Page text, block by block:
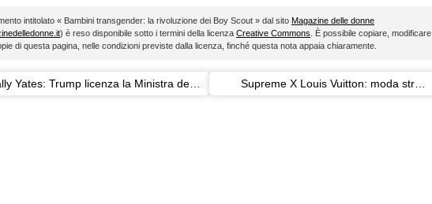
intitolato « Bambini transgender: la rivoluzione dei Boy Scout » dal sito Magazine delle donne
) è reso disponibile sotto i termini della licenza Creative Commons . È possibile copiare, modificare
di questa pagina, nelle condizioni previste dalla licenza, finché questa nota appaia chiaramente.
Yates: Trump licenza la Ministra della
Supreme X Louis Vuitton: moda street